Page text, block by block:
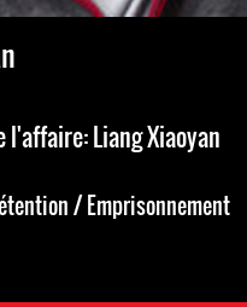
l'affaire: Liang Xiaoyan
/ Emprisonnement